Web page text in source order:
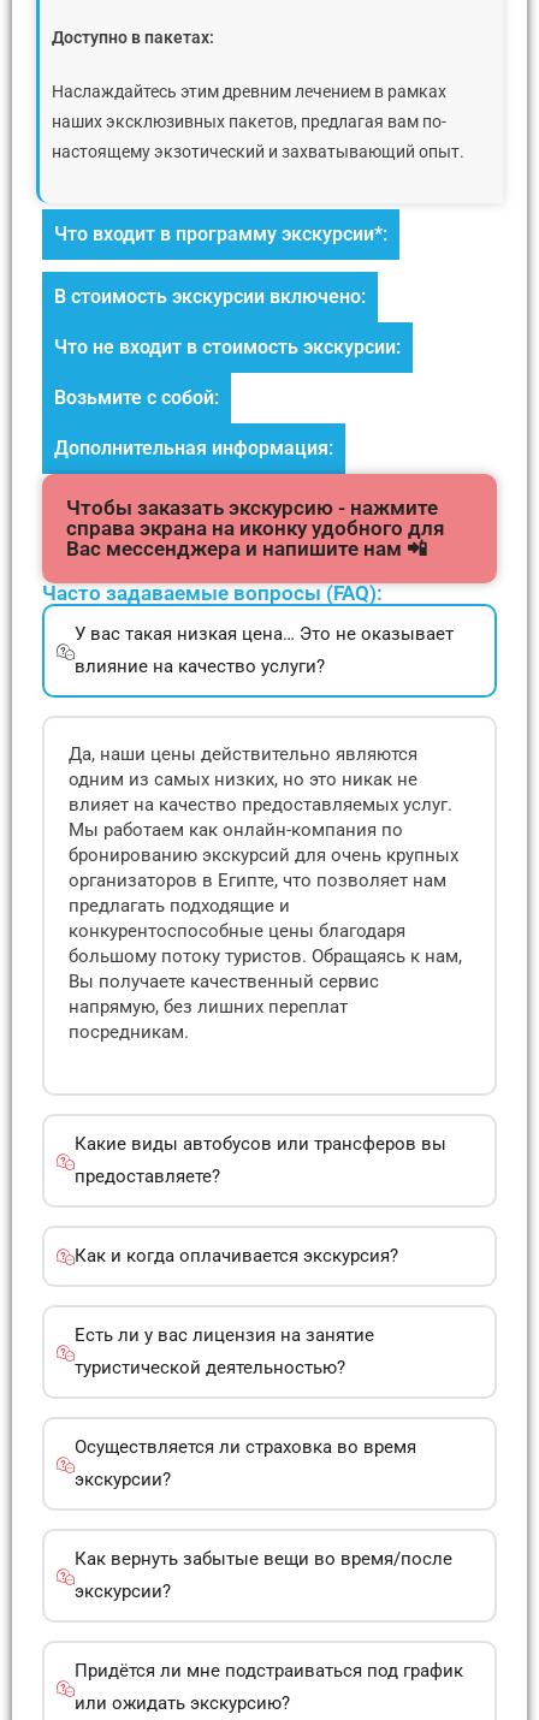
Доступно впакетах:
Наслаждайтесь этим древним лечением в рамках
наших эксклюзивных пакетов, предлагая вам по-
настоящему экзотический и захватывающий опыт.
Что входит в программу экскурсии*:
В стоимость экскурсии включено:
Что не входит в стоимость экскурсии:
Возьмите с собой:
Дополнительная информация:
Чтобы заказать экскурсию - нажмите
справа экрана на иконку удобного для
Вас мессенджера и напишите нам 📲
Часто задаваемые вопросы (FAQ):
У вас такая низкая цена… Это не оказывает
влияние на качество услуги?
Да, наши цены действительно являются
одним из самых низких, но это никак не
влияет на качество предоставляемых услуг.
Мы работаем как онлайн-компания по
бронированию экскурсий для очень крупных
организаторов в Египте, что позволяет нам
предлагать подходящие и
конкурентоспособные цены благодаря
большому потоку туристов. Обращаясь к нам,
Вы получаете качественный сервис
напрямую, без лишних переплат
посредникам.
Какие виды автобусов или трансферов вы
предоставляете?
Как и когда оплачивается экскурсия?
Есть ли у вас лицензия на занятие
туристической деятельностью?
Осуществляется ли страховка во время
экскурсии?
Как вернуть забытые вещи во время/после
экскурсии?
Придётся ли мне подстраиваться под график
или ожидать экскурсию?